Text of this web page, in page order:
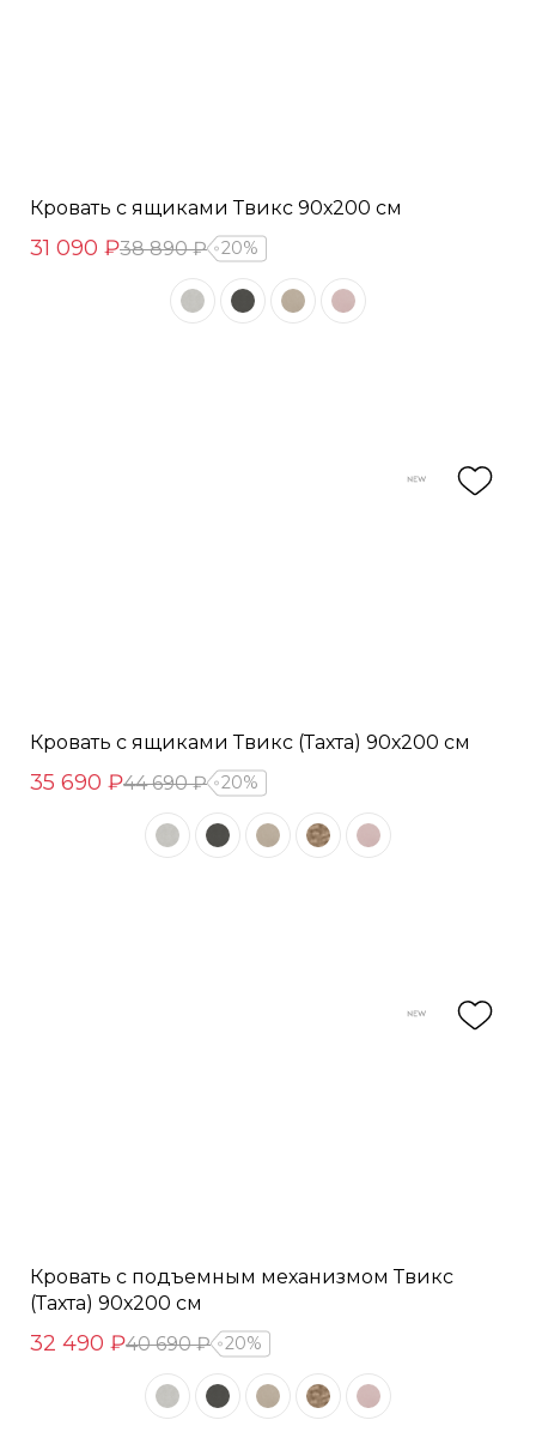
Кровать с ящиками Твикс 90х200 см
31 090 ₽38 890 ₽ 20%
Кровать с ящиками Твикс (Тахта) 90х200 см
35 690 ₽44 690 ₽ 20%
Кровать с подъемным механизмом Твикс
(Тахта) 90х200 см
32 490 ₽40 690 ₽ 20%